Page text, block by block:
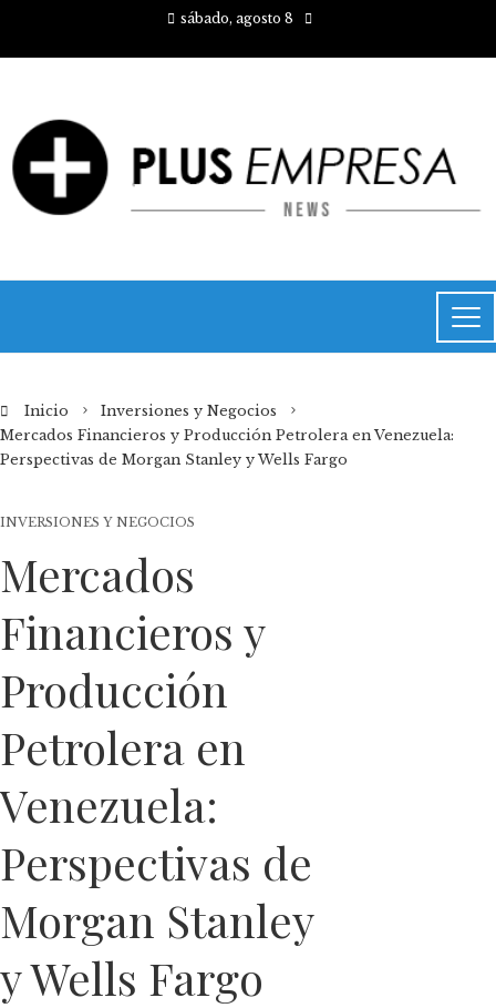
sábado, agosto 8
Inicio
Inversiones y Negocios
Mercados Financieros y Producción Petrolera en Venezuela:
Perspectivas de Morgan Stanley y Wells Fargo
INVERSIONES Y NEGOCIOS
Mercados
Financieros y
Producción
Petrolera en
Venezuela:
Perspectivas de
Morgan Stanley
y Wells Fargo